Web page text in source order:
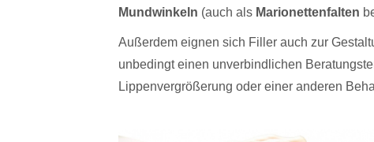
Mundwinkeln (auch als Marionettenfalten
Außerdem eignen sich Filler auch zur
unbedingt einen unverbindlichen
Lippenvergrößerung oder einer anderen